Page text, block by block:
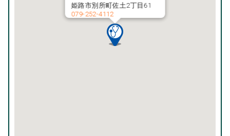
姫路市別所町佐土2丁目61
079-252-4112